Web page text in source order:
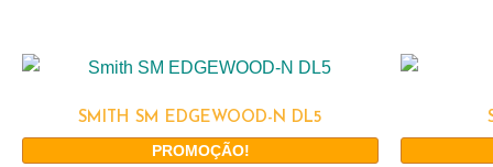
SMITH SM EDGEWOOD-N DL5
PROMOÇÃO!